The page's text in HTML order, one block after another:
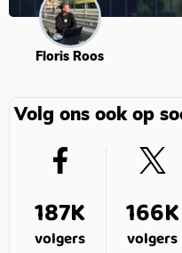
Floris Roos
Volg ons ook op
187K
volgers
166K
volgers